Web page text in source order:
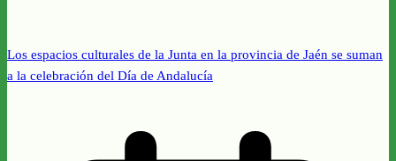
Los espacios culturales de la Junta en la provincia de Jaén se suman
a la celebración del Día de Andalucía